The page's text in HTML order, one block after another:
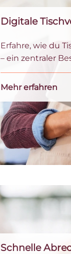
Digitale
Erfahre, wie du
– ein zentraler
Mehr erfahren
Schnelle